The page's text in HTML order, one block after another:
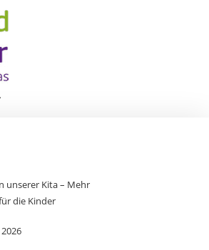
unserer Kita – Mehr
die Kinder